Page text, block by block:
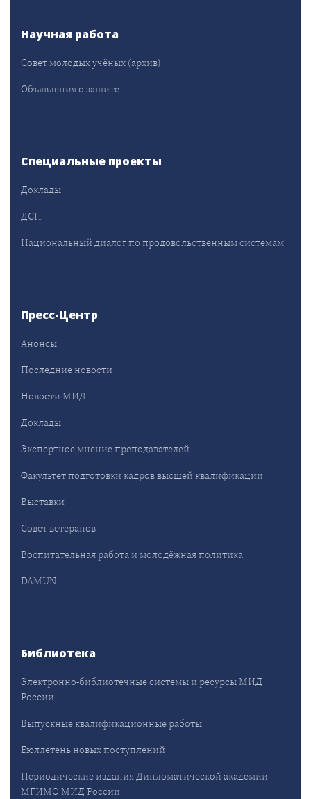
Научная работа
Совет молодых учёных (архив)
Объявления о защите
Специальные проекты
Доклады
ДСП
Национальный диалог по продовольственным системам
Пресс-Центр
Анонсы
Последние новости
Новости МИД
Доклады
Экспертное мнение преподавателей
Факультет подготовки кадров высшей квалификации
Выставки
Совет ветеранов
Воспитательная работа и молодёжная политика
DAMUN
Библиотека
Электронно-библиотечные системы и ресурсы МИД
России
Выпускные квалификационные работы
Бюллетень новых поступлений
Периодические издания Дипломатической академии
МГИМО МИД России